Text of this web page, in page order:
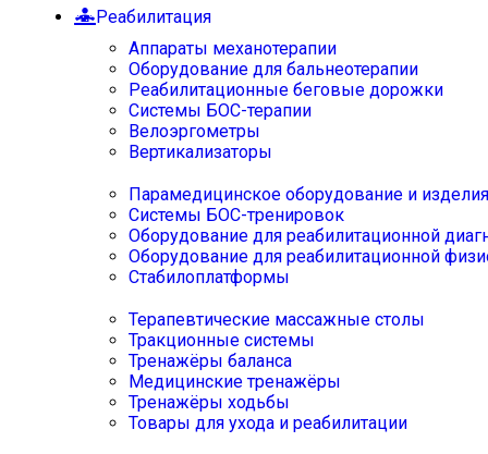
Реабилитация
Аппараты механотерапии
Оборудование для бальнеотерапии
Реабилитационные беговые дорожки
Системы БОС-терапии
Велоэргометры
Вертикализаторы
Парамедицинское оборудование и изделия
Системы БОС-тренировок
Оборудование для реабилитационной
Оборудование для реабилитационной
Стабилоплатформы
Терапевтические массажные столы
Тракционные системы
Тренажёры баланса
Медицинские тренажёры
Тренажёры ходьбы
Товары для ухода и реабилитации